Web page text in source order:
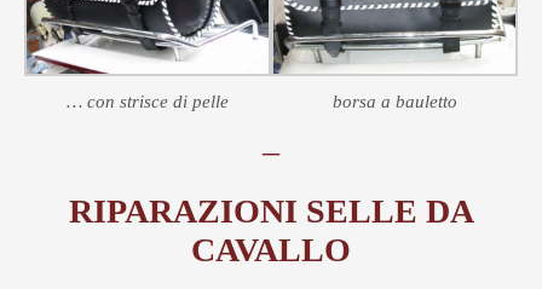
… con strisce di pelle borsa a bauletto
–
RIPARAZIONI SELLE DA
CAVALLO